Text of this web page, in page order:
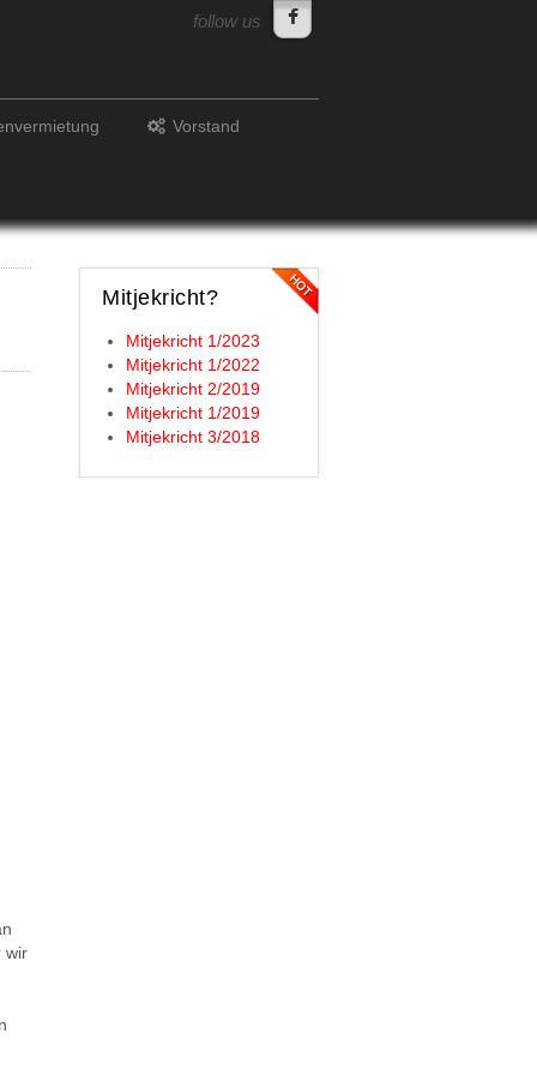
follow us
Vorstand
Mitjekricht?
Mitjekricht 1/2023
Mitjekricht 1/2022
Mitjekricht 2/2019
Mitjekricht 1/2019
Mitjekricht 3/2018
wir